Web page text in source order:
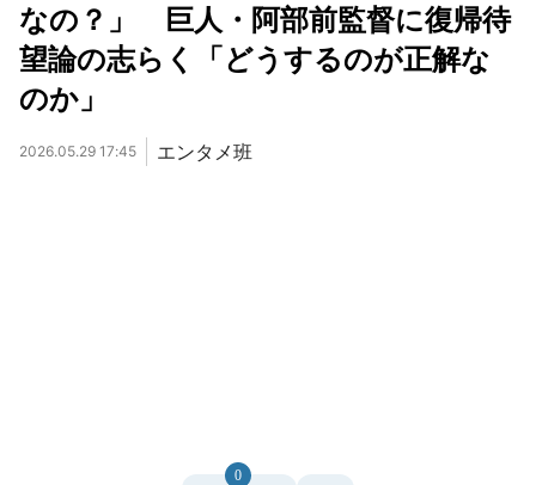
なの？」 巨人・阿部前監督に復帰待
望論の志らく「どうするのが正解な
のか」
2026.05.29 17:45 エンタメ班
0